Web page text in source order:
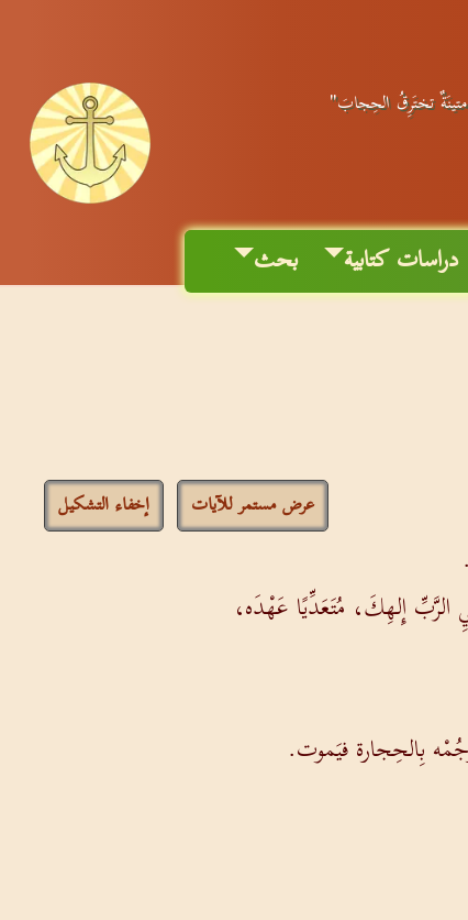
تختَرِقُ الحِجابَ"
دراسات كتابية بحث
عرض مستمر للآيات إخفاء التشكيل
إِلهِكَ، مُتَعَدِّيًا عَهْدَه،
بِالحِجارة فيَموت.